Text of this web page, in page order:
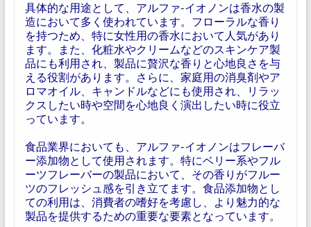
具体的な用途として、アルファ-イオノンは香水の製
造において多く使われています。フローラルな香り
を持つため、特に女性用の香水において人気があり
ます。また、化粧水やクリームなどのスキンケア製
品にも利用され、製品に贅沢な香りと心地良さを与
える役割があります。さらに、家庭用の消臭剤やア
ロマオイル、キャンドルなどにも使用され、リラッ
クスしたい時や空間を心地良く演出したい時に役立
っています。
食品業界においても、アルファ-イオノンはフレーバ
ー添加物として使用されます。特にベリー系やフル
ーツフレーバーの製品において、その香りがフルー
ツのフレッシュ感を引き立てます。食品添加物とし
ての利用は、消費者の嗜好を考慮し、より魅力的な
製品を提供するための重要な要素となっています。